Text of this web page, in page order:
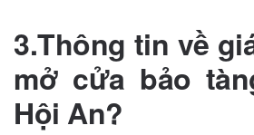
3.Thông tin về
mở cửa bảo
Hội An?